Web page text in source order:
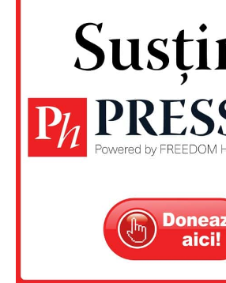
Un proiect
FREEDOM HOUSE
PRESShub
Proiecte editoriale